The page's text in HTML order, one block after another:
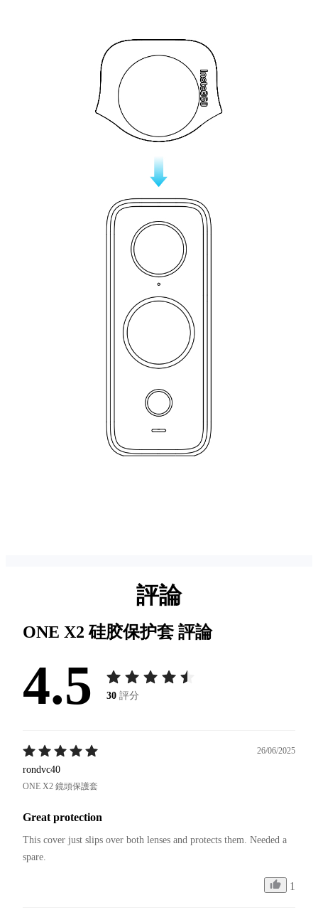
評論
ONE X2 硅胶保护套評論
4.5 30 評分
26/06/2025
rondvc40
ONE X2 鏡頭保護套
Great protection
This cover just slips over both lenses and protects them. Needed a
spare.
1